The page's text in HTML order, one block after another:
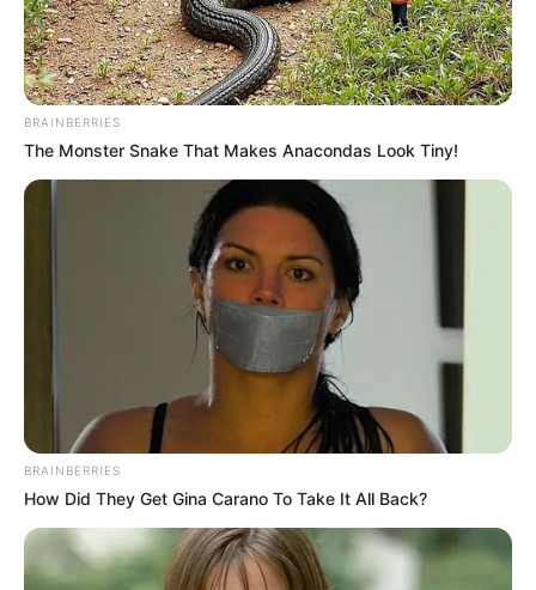
BRAINBERRIES
The Monster Snake That Makes Anacondas Look Tiny!
BRAINBERRIES
How Did They Get Gina Carano To Take It All Back?